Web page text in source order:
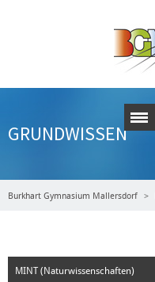
GRUNDWISSEN
Burkhart Gymnasium Mallersdorf
MINT (Naturwissenschaften)